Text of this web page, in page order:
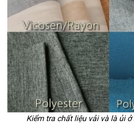
Kiểm tra chất liệu vải và là ủi